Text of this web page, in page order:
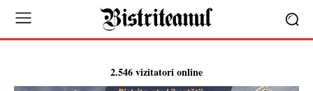
2.546 vizitatori online